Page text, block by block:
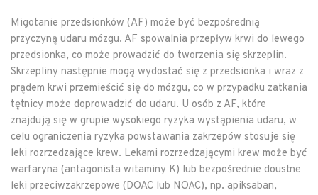
Migotanie przedsionków (AF) może być bezpośrednią
przyczyną udaru mózgu. AF spowalnia przepływ krwi do lewego
przedsionka, co może prowadzić do tworzenia się skrzeplin.
Skrzepliny następnie mogą wydostać się z przedsionka i wraz z
prądem krwi przemieścić się do mózgu, co w przypadku zatkania
tętnicy może doprowadzić do udaru. U osób z AF, które
znajdują się w grupie wysokiego ryzyka wystąpienia udaru, w
celu ograniczenia ryzyka powstawania zakrzepów stosuje się
leki rozrzedzające krew. Lekami rozrzedzającymi krew może być
warfaryna (antagonista witaminy K) lub bezpośrednie doustne
leki przeciwzakrzepowe (DOAC lub NOAC), np. apiksaban,